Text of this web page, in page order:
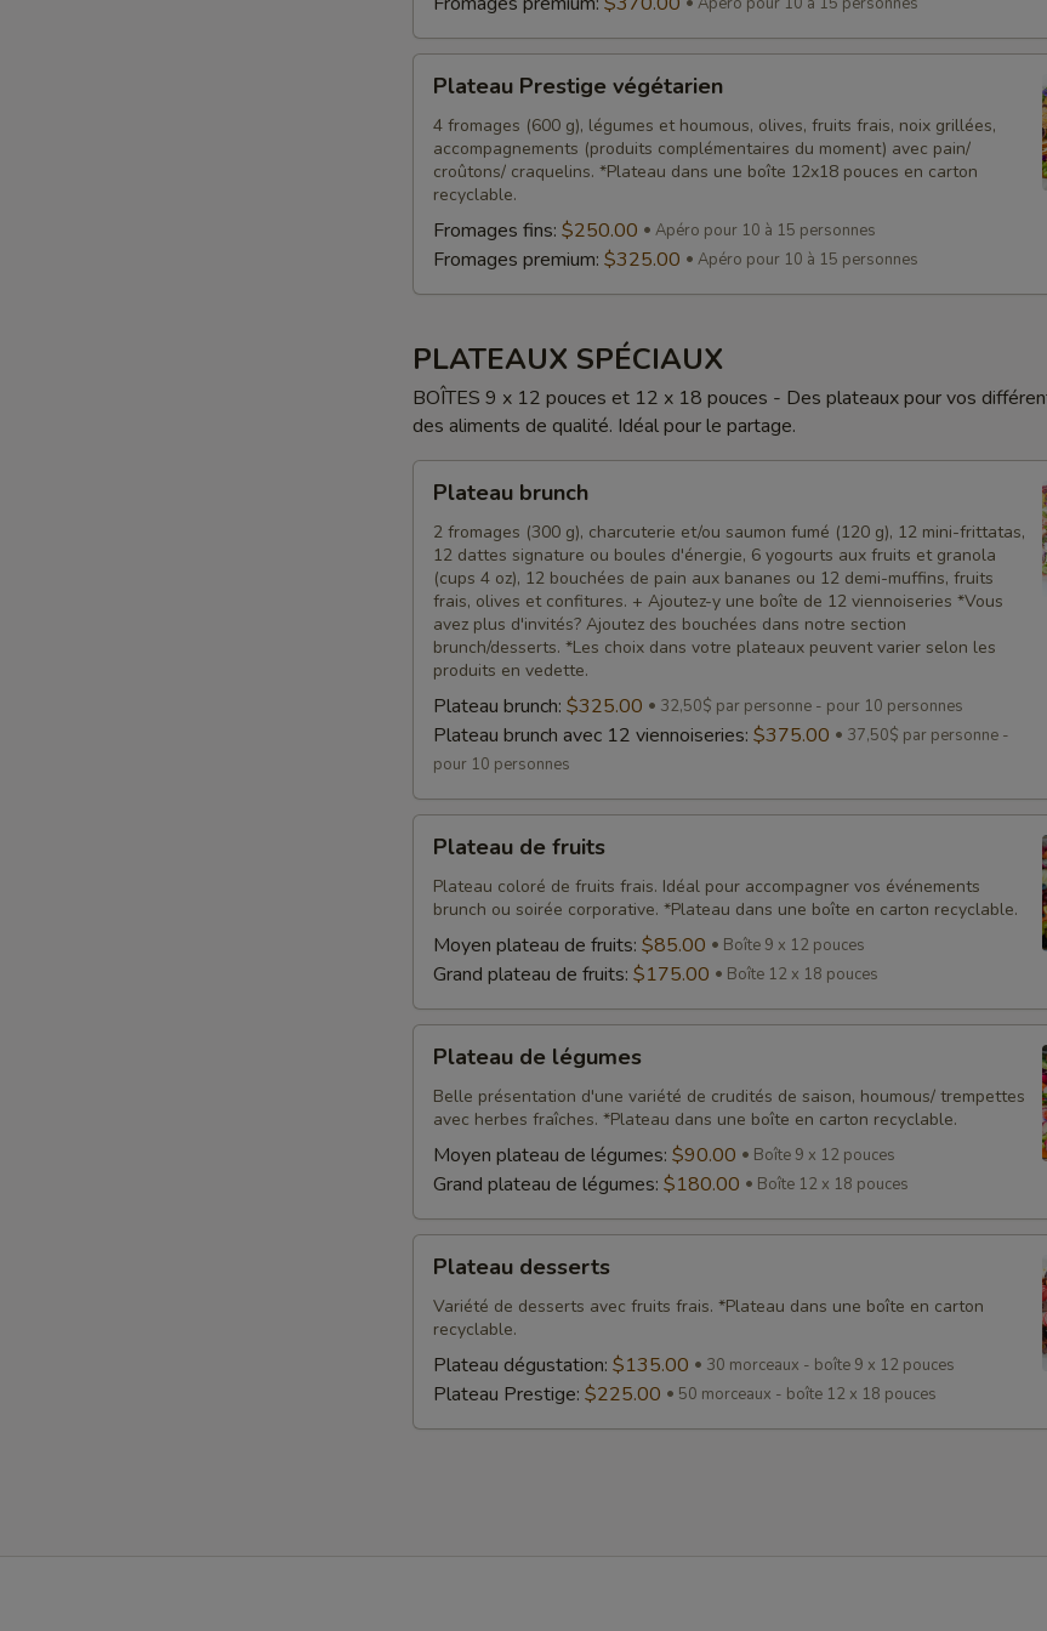
Prestige
végétarien
Plateau Prestige végétarien
4 fromages (600 g), légumes et houmous, olives, fruits frais, noix grillées,
accompagnements (produits complémentaires du moment) avec pain/
croûtons/ craquelins. *Plateau dans une boîte 12x18 pouces en carton
recyclable.
Fromages fins: $250.00 Apéro pour 10 à 15 personnes
Fromages premium: $325.00 Apéro pour 10 à 15 personnes
PLATEAUX SPÉCIAUX
BOÎTES 9 x 12 pouces et 12 x 18 pouces - Des plateaux pour vos
des aliments de qualité. Idéal pour le partage.
brunch
Plateau brunch
2 fromages (300 g), charcuterie et/ou saumon fumé (120 g), 12 mini-frittatas,
12 dattes signature ou boules d'énergie, 6 yogourts aux fruits et granola
(cups 4 oz), 12 bouchées de pain aux bananes ou 12 demi-muffins, fruits
frais, olives et confitures. + Ajoutez-y une boîte de 12 viennoiseries *Vous
avez plus d'invités? Ajoutez des bouchées dans notre section
brunch/desserts. *Les choix dans votre plateaux peuvent varier selon les
produits en vedette.
Plateau brunch: $325.00 32,50$ par personne - pour 10 personnes
Plateau brunch avec 12 viennoiseries: $375.00
37,50$ par personne -
pour 10 personnes
fruits
Plateau de fruits
Plateau coloré de fruits frais. Idéal pour accompagner vos événements
brunch ou soirée corporative. *Plateau dans une boîte en carton recyclable.
Moyen plateau de fruits: $85.00 Boîte 9 x 12 pouces
Grand plateau de fruits: $175.00 Boîte 12 x 18 pouces
légumes
Plateau de légumes
Belle présentation d'une variété de crudités de saison, houmous/ trempettes
avec herbes fraîches. *Plateau dans une boîte en carton recyclable.
Moyen plateau de légumes: $90.00 Boîte 9 x 12 pouces
Grand plateau de légumes: $180.00 Boîte 12 x 18 pouces
desserts
Plateau desserts
Variété de desserts avec fruits frais. *Plateau dans une boîte en carton
recyclable.
Plateau dégustation: $135.00 30 morceaux - boîte 9 x 12 pouces
Plateau Prestige: $225.00 50 morceaux - boîte 12 x 18 pouces